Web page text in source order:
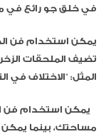
في خلق جو رائع في
يمكن استخدام فن
تضيف الملحقات
المثل: “الاختلاف في
يمكن استخدام فن
مساحتك، بينما يمكن